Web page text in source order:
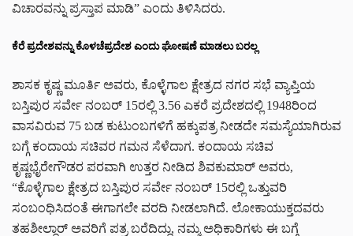
ವಿಚಾರವನ್ನು ಪ್ರಸ್ತಾಪ ಮಾಡಿ” ಎಂದು ತಿಳಿಸಿದರು.
ಕೆರೆ ಪ್ರದೇಶವನ್ನು ಕೊಳಚೆಪ್ರದೇಶ ಎಂದು ಘೋಷಣೆ ಮಾಡಲು ಬರಲ್ಲ
ಶಾಸಕ ಕೃಷ್ಣ ಮೂರ್ತಿ ಅವರು, ಕೊಳ್ಳೆಗಾಲ ಕ್ಷೇತ್ರದ ನಗರ ಸಭೆ ವ್ಯಾಪ್ತಿಯ
ಬಸ್ತಿಪುರ ಸರ್ವೇ ನಂಬರ್ 15ರಲ್ಲಿ 3.56 ಎಕರೆ ಪ್ರದೇಶದಲ್ಲಿ 1948ರಿಂದ
ವಾಸವಿರುವ 75 ಬಡ ಕುಟುಂಬಗಳಿಗೆ ಹಕ್ಕುಪತ್ರ ನೀಡದೇ ಸಮಸ್ಯೆಯಾಗಿರುವ
ಬಗ್ಗೆ ಕಂದಾಯ ಸಚಿವರ ಗಮನ ಸೆಳೆದಾಗ. ಕಂದಾಯ ಸಚಿವ
ಕೃಷ್ಣಭೈರೇಗೌಡರ ಪರವಾಗಿ ಉತ್ತರ ನೀಡಿದ ಶಿವಕುಮಾರ್ ಅವರು,
“ಕೊಳ್ಳೆಗಾಲ ಕ್ಷೇತ್ರದ ಬಸ್ತಿಪುರ ಸರ್ವೇ ನಂಬರ್ 15ರಲ್ಲಿ ಒತ್ತುವರಿ
ಸಂಬಂಧಿಸಿದಂತೆ ಈಗಾಗಲೇ ವರದಿ ನೀಡಲಾಗಿದೆ. ಲೋಕಾಯುಕ್ತದವರು
ತಹಶೀಲ್ದಾರ್ ಅವರಿಗೆ ಪತ್ರ ಬರೆದಿದ್ದು, ನಮ್ಮ ಅಧಿಕಾರಿಗಳು ಈ ಬಗ್ಗೆ